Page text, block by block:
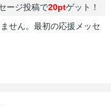
ージ投稿で20ptゲット！
せん。最初の応援メッセ